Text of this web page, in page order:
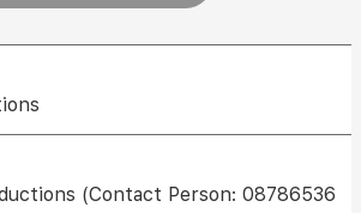
(Contact Person: 08786536